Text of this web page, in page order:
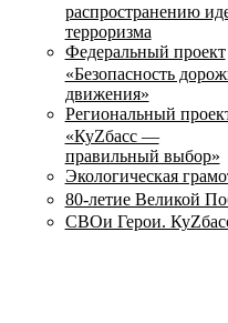
распространению
терроризма
Федеральный проект
«Безопасность
движения»
Региональный
«КуZбасс —
правильный выбор»
Экологическая
80-летие Великой
СВОи Герои.